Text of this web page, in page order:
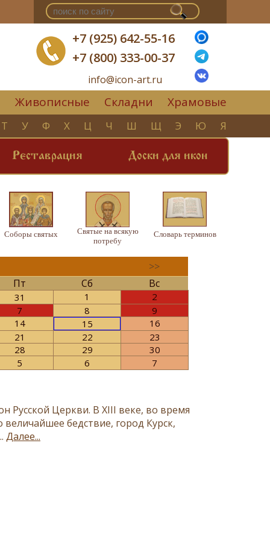
+7 (925) 642-55-16
+7 (800) 333-00-37
info@icon-art.ru
Живописные Складни Храмовые
Т У Ф Х Ц Ч Ш Щ Э Ю Я
Реставрация Доски для икон
Соборы святых
Святые на всякую
потребу
Словарь терминов
>>
Пт
Сб Вс
31 1
2
7
8
9
14
15
16
21
22
23
28
29
30
5
6 7
Русской Церкви. В ХIII веке, во время
величайшее бедствие, город Курск,
Далее...